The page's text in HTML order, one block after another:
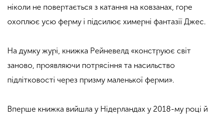
ніколи не повертається з катання на ковзанах, горе
охоплює усю ферму і підсилює химерні фантазії Джес.
На думку журі, книжка Рейневелд «конструює світ
заново, проявляючи потрясіння та насильство
підлітковості через призму маленької ферми».
Вперше книжка вийшла у Нідерландах у 2018-му році й